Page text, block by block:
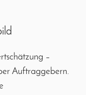
–
Auftraggebern.